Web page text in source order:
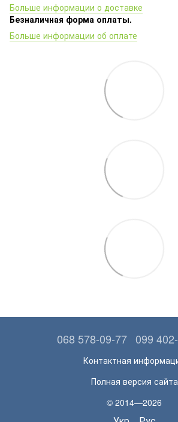
Больше информации о доставке
Безналичная форма оплаты.
Больше информации об оплате
068 578-09-77 099
Контактная
Полная версия сайта
© 2014—2026